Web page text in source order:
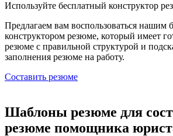
Используйте бесплатный конструктор
Предлагаем вам воспользоваться нашим
конструктором резюме, который имеет
резюме с правильной структурой и
заполнения резюме на работу.
Составить резюме
Шаблоны резюме для
резюме помощника